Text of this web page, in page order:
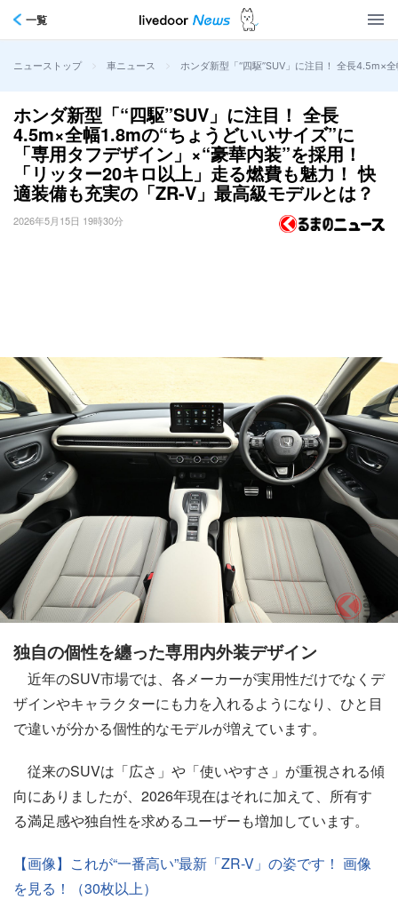
一覧
ニューストップ > 車ニュース > ホンダ新型「“四駆”SUV」に注目！ 全長4.5m×
ホンダ新型「“四駆”SUV」に注目！ 全長
4.5m×全幅1.8mの“ちょうどいいサイズ”に
「専用タフデザイン」×“豪華内装”を採用！
「リッター20キロ以上」走る燃費も魅力！ 快
適装備も充実の「ZR-V」最高級モデルとは？
2026年5月15日 19時30分
独自の個性を纏った専用内外装デザイン
近年のSUV市場では、各メーカーが実用性だけでなくデ
ザインやキャラクターにも力を入れるようになり、ひと目
で違いが分かる個性的なモデルが増えています。
従来のSUVは「広さ」や「使いやすさ」が重視される傾
向にありましたが、2026年現在はそれに加えて、所有す
る満足感や独自性を求めるユーザーも増加しています。
【画像】これが“一番高い”最新「ZR-V」の姿です！ 画像
を見る！（30枚以上）